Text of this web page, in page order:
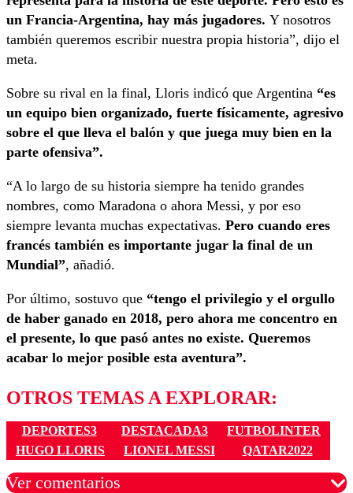
un Francia-Argentina, hay más jugadores. Y nosotros
también queremos escribir nuestra propia historia”, dijo el
meta.
Sobre su rival en la final, Lloris indicó que Argentina “es
un equipo bien organizado, fuerte físicamente, agresivo
sobre el que lleva el balón y que juega muy bien en la
parte ofensiva”.
“A lo largo de su historia siempre ha tenido grandes
nombres, como Maradona o ahora Messi, y por eso
siempre levanta muchas expectativas. Pero cuando eres
francés también es importante jugar la final de un
Mundial”, añadió.
Por último, sostuvo que “tengo el privilegio y el orgullo
de haber ganado en 2018, pero ahora me concentro en
el presente, lo que pasó antes no existe. Queremos
acabar lo mejor posible esta aventura”.
OTROS TEMAS A EXPLORAR:
DEPORTES3 DESTACADA3
FUTBOLINTER
HUGO LLORIS
LIONEL MESSI QATAR2022
Ver comentarios